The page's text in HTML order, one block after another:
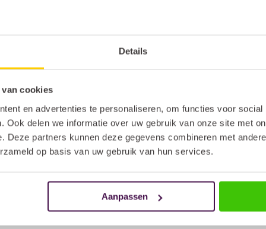
Details
cookies
en advertenties te personaliseren, om functies voor
Ook delen we informatie over uw gebruik van onze site met
Deze partners kunnen deze gegevens combineren met
op basis van uw gebruik van hun services.
Aanpassen